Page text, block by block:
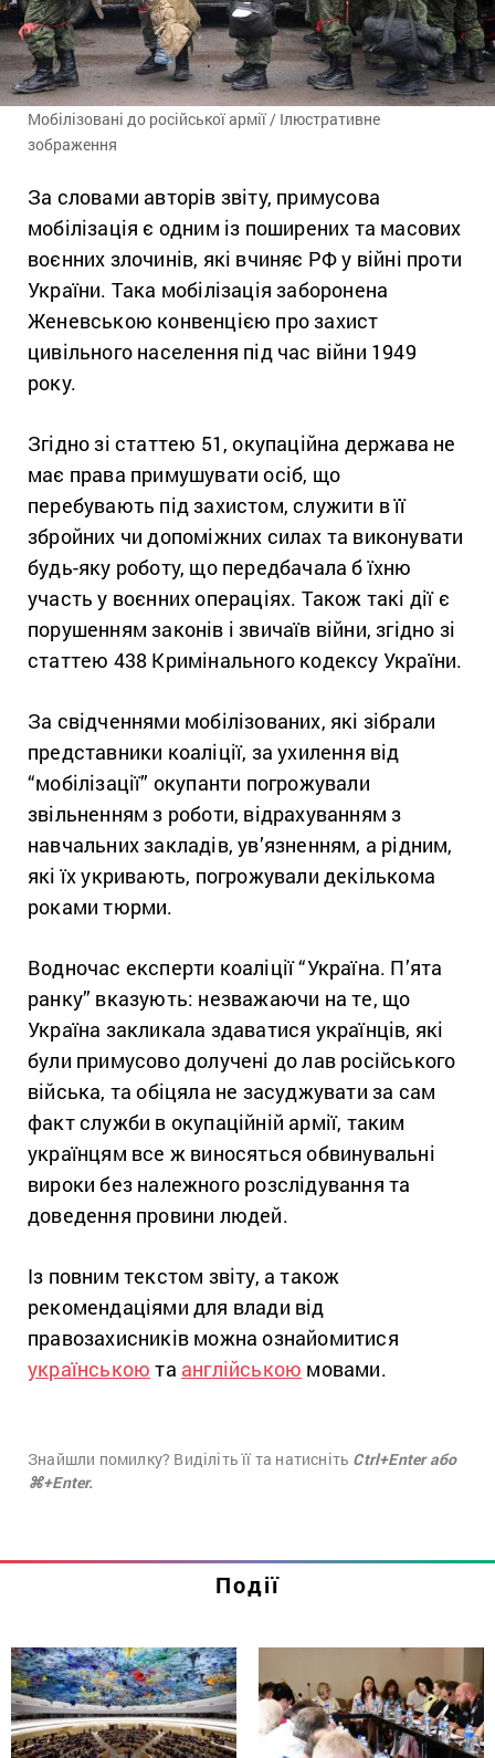
Мобілізовані до російської армії / Ілюстративне
зображення
За словами авторів звіту, примусова
мобілізація є одним із поширених та масових
воєнних злочинів, які вчиняє РФ у війні проти
України. Така мобілізація заборонена
Женевською конвенцією про захист
цивільного населення під час війни 1949
року.
Згідно зі статтею 51, окупаційна держава не
має права примушувати осіб, що
перебувають під захистом, служити в її
збройних чи допоміжних силах та виконувати
будь-яку роботу, що передбачала б їхню
участь у воєнних операціях. Також такі дії є
порушенням законів і звичаїв війни, згідно зі
статтею 438 Кримінального кодексу України.
За свідченнями мобілізованих, які зібрали
представники коаліції, за ухилення від
“мобілізації” окупанти погрожували
звільненням з роботи, відрахуванням з
навчальних закладів, ув’язненням, а рідним,
які їх укривають, погрожували декількома
роками тюрми.
Водночас експерти коаліції “Україна. П’ята
ранку” вказують: незважаючи на те, що
Україна закликала здаватися українців, які
були примусово долучені до лав російського
війська, та обіцяла не засуджувати за сам
факт служби в окупаційній армії, таким
українцям все ж виносяться обвинувальні
вироки без належного розслідування та
доведення провини людей.
Із повним текстом звіту, а також
рекомендаціями для влади від
правозахисників можна ознайомитися
українською та англійською мовами.
Знайшли помилку? Виділіть її та натисніть Ctrl+Enter або
⌘+Enter.
Події